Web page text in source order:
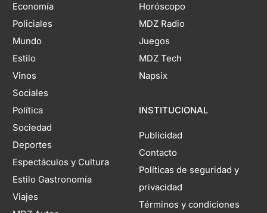
Economía
Policiales
Mundo
Estilo
Vinos
Sociales
Política
Sociedad
Deportes
Espectáculos y Cultura
Estilo Gastronomía
Viajes
Horóscopo
MDZ Radio
Juegos
MDZ Tech
Napsix
INSTITUCIONAL
Publicidad
Contacto
Políticas de seguridad y
privacidad
Términos y condiciones